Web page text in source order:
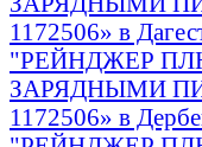
1172506» в
"РЕЙНДЖЕР
ЗАРЯДНЫМИ
1172506» в